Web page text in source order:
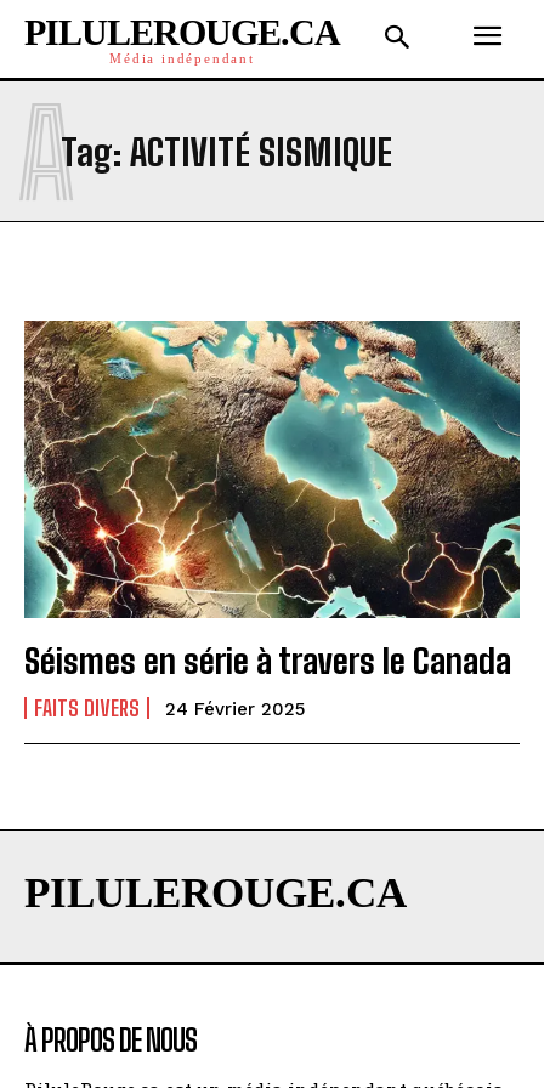
PILULEROUGE.CA
Média indépendant
Tag: ACTIVITÉ SISMIQUE
A
Séismes en série à travers le Canada
FAITS DIVERS 24 Février 2025
PILULEROUGE.CA
À PROPOS DE NOUS